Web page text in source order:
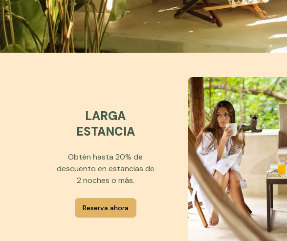
LARGA
ESTANCIA
Obtén hasta 20% de
descuento en estancias de
2 noches o más.
Reserva ahora